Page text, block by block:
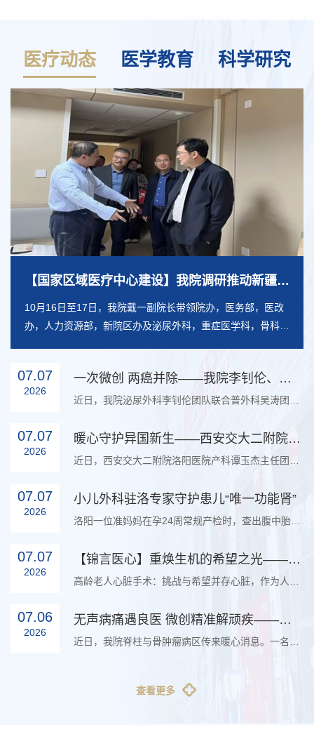
医疗动态 医学教育 科学研究
查看更多
【国家区域医疗中心建设】我院调研推动新疆医院工作
10月16日至17日，我院戴一副院长带领院办，医务部，医改
办，人力资源部，新院区办及泌尿外科，重症医学科，骨科，
07.07
2026
一次微创 两癌并除——我院李钊伦、吴涛团队再度联手成功完成机器人盆腔双癌同期根...
07.07
2026
暖心守护异国新生——西安交大二附院洛阳医院产科助力印尼孕妈平安顺产
07.07
2026
小儿外科驻洛专家守护患儿“唯一功能肾”
07.07
2026
【锦言医心】重焕生机的希望之光——76岁维吾尔族老人千里赴陕成功施行复杂心脏手术
07.06
2026
无声病痛遇良医 微创精准解顽疾——脊柱团队攻克聋哑患者腰椎顽症